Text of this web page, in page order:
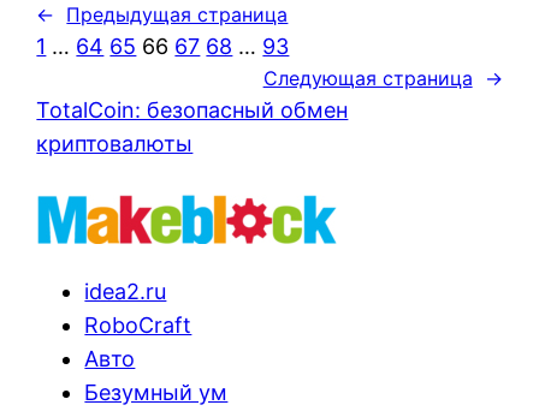
← Предыдущая страница
1 … 64 65 66 67 68 … 93
Следующая страница →
TotalCoin: безопасный обмен
криптовалюты
idea2.ru
RoboCraft
Авто
Безумный ум